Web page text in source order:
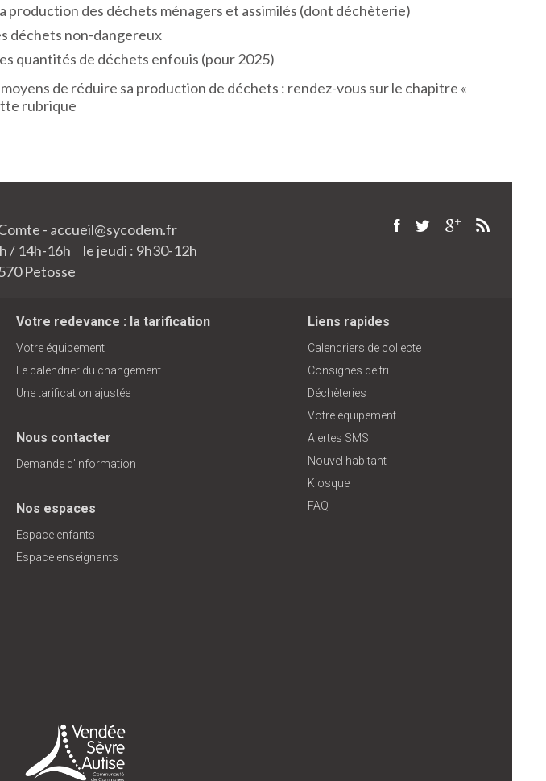
production des déchets ménagers et assimilés (dont déchèterie)
déchets non-dangereux
quantités de déchets enfouis (pour 2025)
de réduire sa production de déchets : rendez-vous sur le chapitre «
rubrique
- accueil@sycodem.fr
/ 14h-16h le jeudi : 9h30-12h
Petosse
Votre redevance : la tarification
Votre équipement
Le calendrier du changement
Une tarification ajustée
Nous contacter
Demande d'information
Nos espaces
Espace enfants
Espace enseignants
Liens rapides
Calendriers de collecte
Consignes de tri
Déchèteries
Votre équipement
Alertes SMS
Nouvel habitant
Kiosque
FAQ